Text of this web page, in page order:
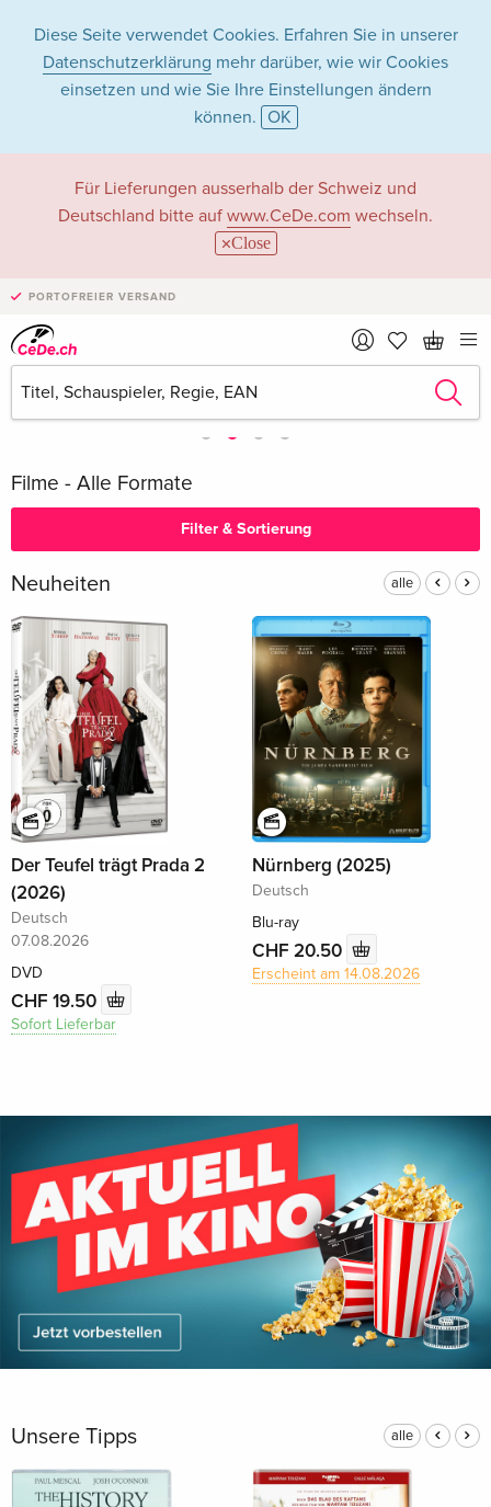
Diese Seite verwendet Cookies. Erfahren Sie in unserer
Datenschutzerklärung mehr darüber, wie wir Cookies
einsetzen und wie Sie Ihre Einstellungen ändern
können. OK
Für Lieferungen ausserhalb der Schweiz und
Deutschland bitte auf www.CeDe.com wechseln.
Close
PORTOFREIER VERSAND
Filme - Alle Formate
Filter & Sortierung
Neuheiten alle
Der Teufel trägt Prada 2
(2026)
Deutsch
07.08.2026
DVD
CHF 19.50
Sofort Lieferbar
Nürnberg (2025)
Deutsch
Blu-ray
CHF 20.50
Erscheint am 14.08.2026
Unsere Tipps alle